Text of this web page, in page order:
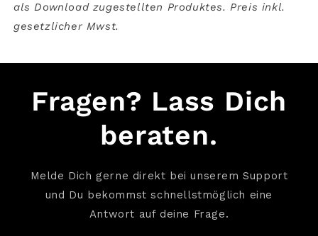
als Download zugestellten Produktes. Preis inkl.
gesetzlicher Mwst.
Fragen? Lass Dich
beraten.
Melde Dich gerne direkt bei unserem Support
und Du bekommst schnellstmöglich eine
Antwort auf deine Frage.